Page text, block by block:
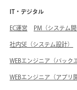
IT・デジタル
EC運営 PM（システム開
社内SE（システム設計）
WEBエンジニア（バック
WEBエンジニア（アプリ